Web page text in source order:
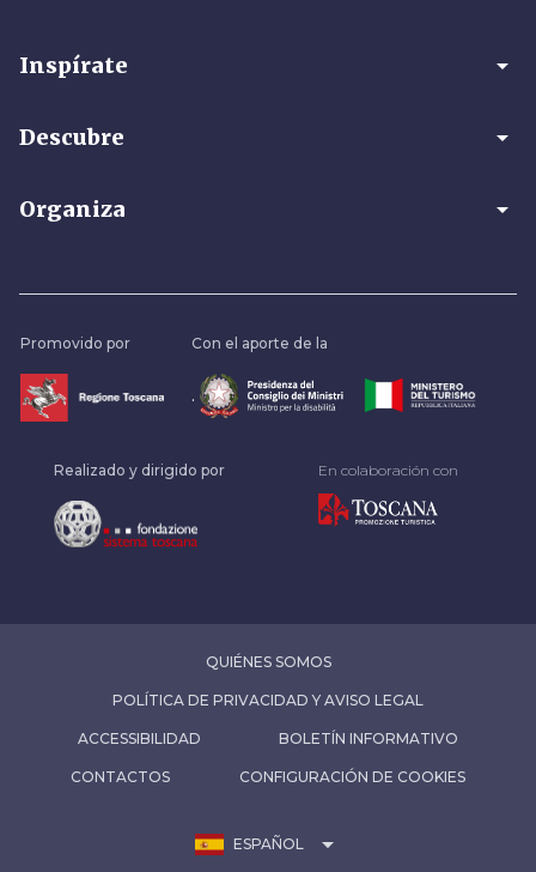
Inspírate arrow_drop_down
Descubre arrow_drop_down
Organiza arrow_drop_down
Promovido por Con el aporte de la
.
Realizado y dirigido por En colaboración con
QUIÉNES SOMOS
POLÍTICA DE PRIVACIDAD Y AVISO LEGAL
ACCESSIBILIDAD BOLETÍN INFORMATIVO
CONTACTOS CONFIGURACIÓN DE COOKIES
ESPAÑOL arrow_drop_down